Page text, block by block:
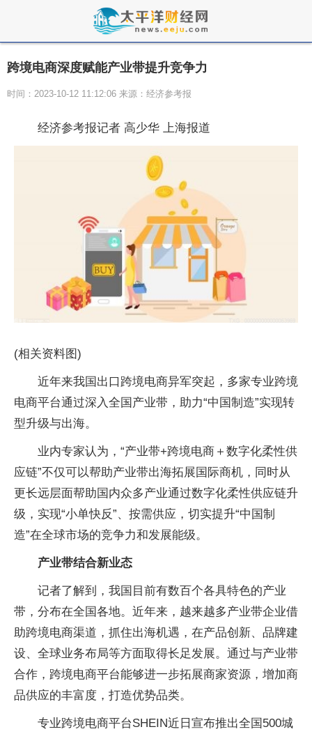
跨境电商深度赋能产业带提升竞争力
时间：2023-10-12 11:12:06 来源：经济参考报
经济参考报记者 高少华 上海报道
(相关资料图)
近年来我国出口跨境电商异军突起，多家专业跨境
电商平台通过深入全国产业带，助力“中国制造”实现转
型升级与出海。
业内专家认为，“产业带+跨境电商＋数字化柔性供
应链”不仅可以帮助产业带出海拓展国际商机，同时从
更长远层面帮助国内众多产业通过数字化柔性供应链升
级，实现“小单快反”、按需供应，切实提升“中国制
造”在全球市场的竞争力和发展能级。
产业带结合新业态
记者了解到，我国目前有数百个各具特色的产业
带，分布在全国各地。近年来，越来越多产业带企业借
助跨境电商渠道，抓住出海机遇，在产品创新、品牌建
设、全球业务布局等方面取得长足发展。通过与产业带
合作，跨境电商平台能够进一步拓展商家资源，增加商
品供应的丰富度，打造优势品类。
专业跨境电商平台SHEIN近日宣布推出全国500城